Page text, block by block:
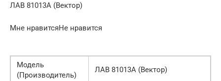
ЛАВ 81013А (Вектор)
Мне нравитсяНе нравится
Модель
(Производитель)
ЛАВ 81013А (Вектор)